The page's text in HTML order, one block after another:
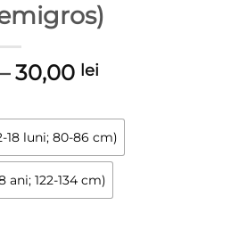
– 30,00 lei
prețuri:
15,00 lei
până
la
30,00 lei
18 luni; 80-86 cm)
ani; 122-134 cm)